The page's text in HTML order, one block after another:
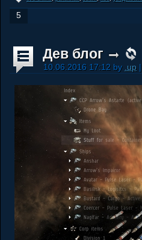
5
Дев блог
10.06.2016 17:12 by .up